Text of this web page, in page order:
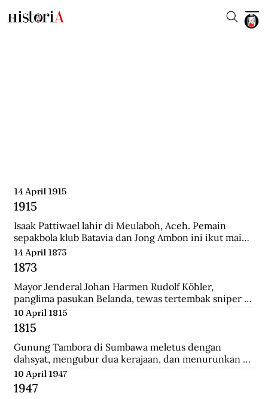
14 April 1915
1915
Isaak Pattiwael lahir di Meulaboh, Aceh. Pemain
sepakbola klub Batavia dan Jong Ambon ini ikut main
dalam Piala Dunia 1938 di Prancis.
14 April 1873
1873
Mayor Jenderal Johan Harmen Rudolf Köhler,
panglima pasukan Belanda, tewas tertembak sniper
Aceh di depan Masjid Raya Banda Aceh.
10 April 1815
1815
Gunung Tambora di Sumbawa meletus dengan
dahsyat, mengubur dua kerajaan, dan menurunkan
suhu global sehingga disebut tahun tanpa musim
panas.
10 April 1947
1947